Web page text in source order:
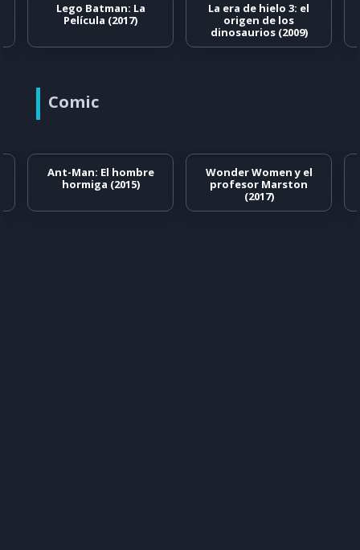
Lego Batman: La
Película (2017)
La era de hielo 3: el
origen de los
dinosaurios (2009)
Comic
Ant-Man: El hombre
hormiga (2015)
Wonder Women y el
profesor Marston
(2017)